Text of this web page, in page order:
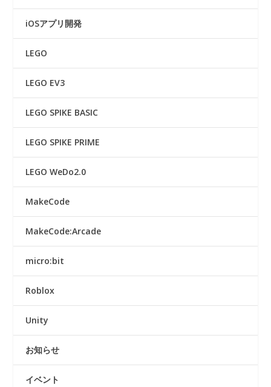
iOSアプリ開発
LEGO
LEGO EV3
LEGO SPIKE BASIC
LEGO SPIKE PRIME
LEGO WeDo2.0
MakeCode
MakeCode:Arcade
micro:bit
Roblox
Unity
お知らせ
イベント